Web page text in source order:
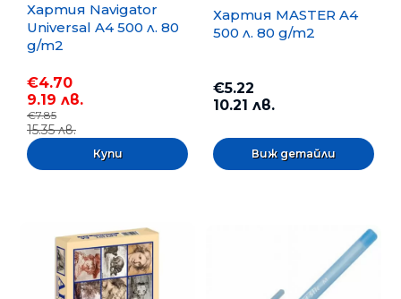
Хартия Navigator
Universal A4 500 л. 80
g/m2
€4.70
9.19 лв.
€7.85
15.35 лв.
Хартия MASTER A4
500 л. 80 g/m2
€5.22
10.21 лв.
Виж детайли